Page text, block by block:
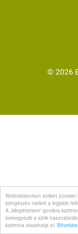
Weboldalunkon sütiket
böngészés mellett a legjobb
A „Megértettem” gombra
beleegyezik a sütik
kattintva olvashatja el.
© 2026